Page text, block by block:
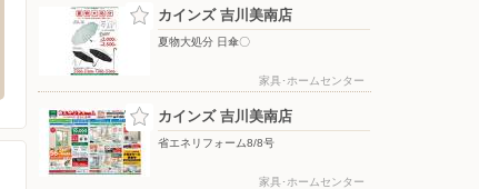
夏物大処分 ポップアップテント
+水物〇
カインズ 吉川美南店
夏物大処分 日傘〇
家具･ホームセンター
カインズ 吉川美南店
省エネリフォーム8/8号
家具･ホームセンター